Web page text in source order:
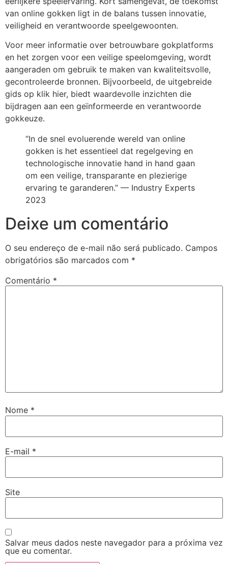
van online gokken ligt in de balans tussen innovatie,
veiligheid en verantwoorde speelgewoonten.
Voor meer informatie over betrouwbare gokplatforms
en het zorgen voor een veilige speelomgeving, wordt
aangeraden om gebruik te maken van kwaliteitsvolle,
gecontroleerde bronnen. Bijvoorbeeld, de uitgebreide
gids op klik hier, biedt waardevolle inzichten die
bijdragen aan een geïnformeerde en verantwoorde
gokkeuze.
“In de snel evoluerende wereld van online
gokken is het essentieel dat regelgeving en
technologische innovatie hand in hand gaan
om een veilige, transparante en plezierige
ervaring te garanderen.” — Industry Experts
2023
Deixe um comentário
O seu endereço de e-mail não será publicado. Campos
obrigatórios são marcados com *
Comentário *
Nome *
E-mail *
Site
Salvar meus dados neste navegador para a próxima vez
que eu comentar.